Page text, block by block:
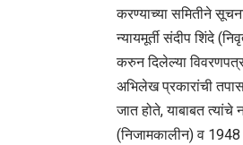
करण्‍याच्‍या समितीने
न्‍यायमूर्ती संदीप शिंदे
करुन दिलेल्‍या
अभिलेख प्रकारांची
जात होते, याबाबत
(निजामकालीन) व